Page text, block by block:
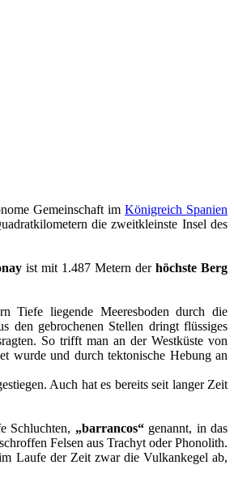
Gemeinschaft im Königreich Spanien
die zweitkleinste Insel des
ist mit 1.487 Metern der höchste Berg
Tiefe liegende Meeresboden durch die
den gebrochenen Stellen dringt flüssiges
So trifft man an der Westküste von
wurde und durch tektonische Hebung an
Auch hat es bereits seit langer Zeit
Schluchten, „barrancos“genannt, in das
Felsen aus Trachyt oder Phonolith.
Laufe der Zeit zwar die Vulkankegel ab,